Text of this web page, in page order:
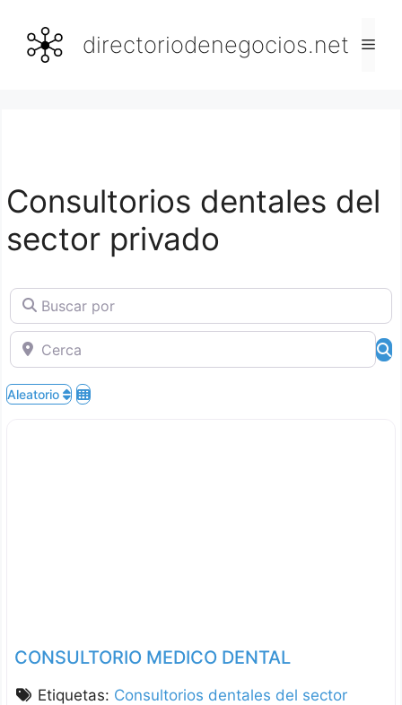
contenido
directoriodenegocios.net
Consultorios dentales del
sector privado
Buscar por
Cerca
Aleatorio
CONSULTORIO MEDICO DENTAL
Etiquetas: Consultorios dentales del sector